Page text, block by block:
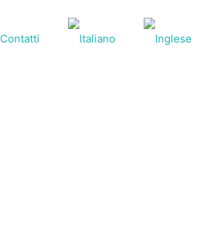
Contatti